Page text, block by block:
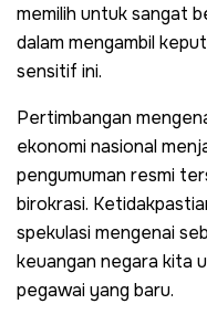
memilih untuk sangat
dalam mengambil
sensitif ini.
Pertimbangan
ekonomi nasional
pengumuman resmi
birokrasi.
spekulasi mengenai
keuangan negara kita
pegawai yang baru.